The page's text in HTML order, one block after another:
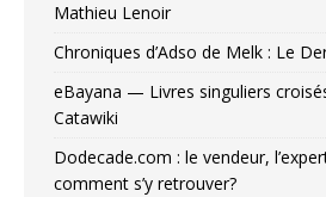
Mathieu Lenoir
Chroniques d’Adso de Melk : Le
eBayana — Livres singuliers
Catawiki
Dodecade.com : le vendeur,
comment s’y retrouver?